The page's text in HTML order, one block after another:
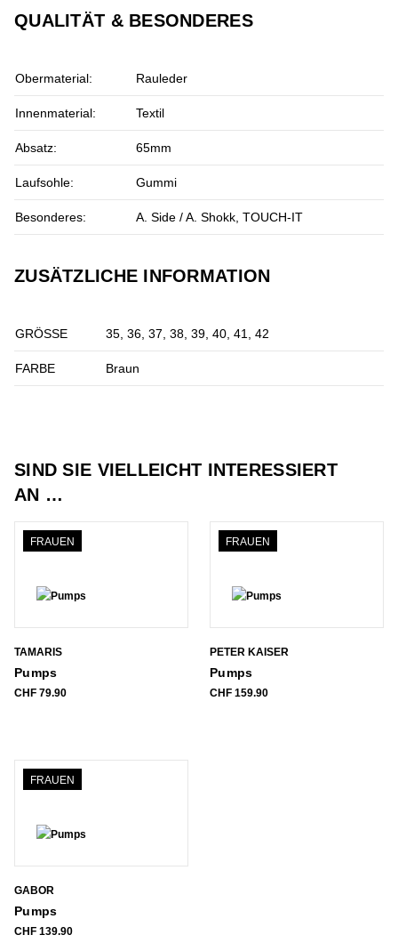
QUALITÄT & BESONDERES
Obermaterial: Rauleder
Innenmaterial: Textil
Absatz: 65mm
Laufsohle: Gummi
Besonderes: A. Side / A. Shokk, TOUCH-IT
ZUSÄTZLICHE INFORMATION
GRÖSSE 35, 36, 37, 38, 39, 40, 41, 42
FARBE Braun
SIND SIE VIELLEICHT INTERESSIERT
AN …
FRAUEN
TAMARIS
Pumps
CHF 79.90
FRAUEN
PETER KAISER
Pumps
CHF 159.90
FRAUEN
GABOR
Pumps
CHF 139.90